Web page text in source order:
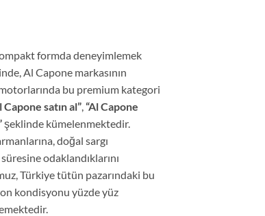
formda deneyimlemek
Al Capone markasının
bu premium kategori
satın al”,“Al Capone
şeklinde kümelenmektedir.
doğal sargı
odaklandıklarını
Türkiye tütün pazarındaki bu
kondisyonu yüzde yüz